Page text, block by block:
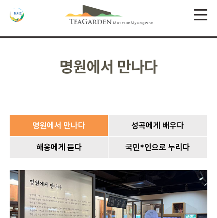
명원에서 만나다
명원에서 만나다 성곡에게 배우다
해옹에게 듣다 국민*인으로 누리다